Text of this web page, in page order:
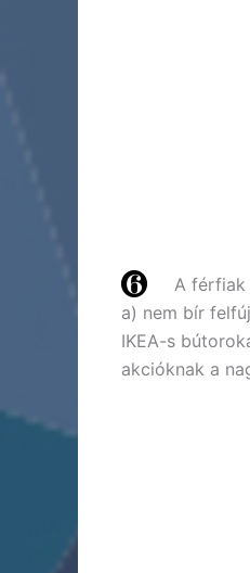
A férfiak
a) nem bír
IKEA-s
akcióknak a